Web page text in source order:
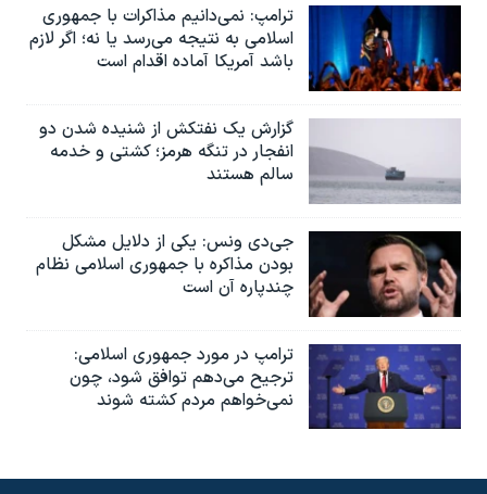
ترامپ: نمی‌دانیم مذاکرات با جمهوری
اسلامی به نتیجه می‌رسد یا نه؛ اگر لازم
باشد آمریکا آماده اقدام است
گزارش یک نفتکش از شنیده شدن دو
انفجار در تنگه هرمز؛ کشتی و خدمه
سالم هستند
جی‌دی ونس: یکی از دلایل مشکل
بودن مذاکره با جمهوری اسلامی نظام
چندپاره آن است
ترامپ در مورد جمهوری اسلامی:
ترجیح می‌دهم توافق شود، چون
نمی‌خواهم مردم کشته شوند